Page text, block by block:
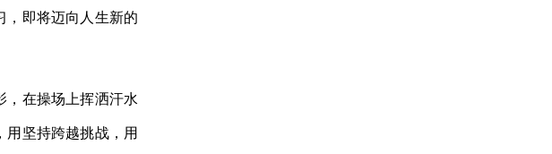
，即将迈向人生新的
，在操场上挥洒汗水
坚持跨越挑战，用